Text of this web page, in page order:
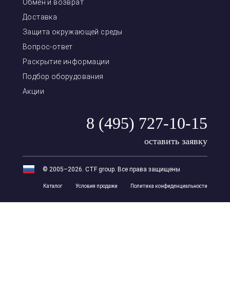
Обмен и возврат
Доставка
Защита окружающей среды
Вопрос-ответ
Раскрытие информации
Подбор оборудования
Акции
8 (495) 727-10-15
оставить заявку
© 2005–2026. CTF group. Все права защищены
Каталог Условия продажи Политика конфиденциальности